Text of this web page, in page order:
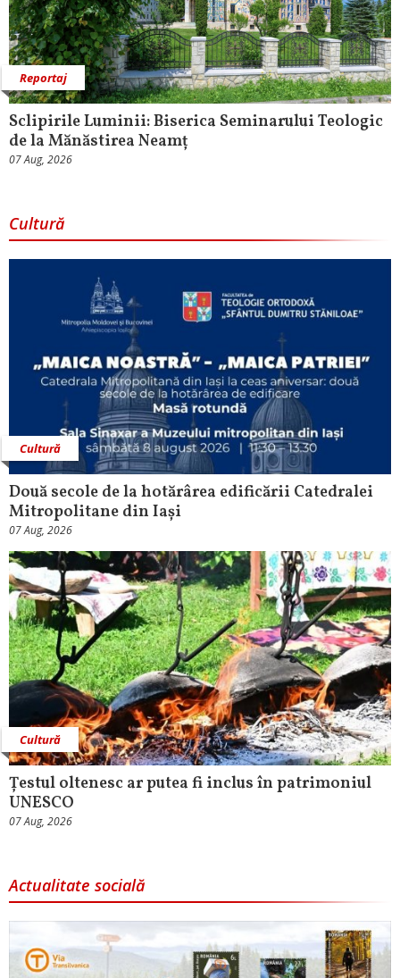
Reportaj
Sclipirile Luminii: Biserica Seminarului Teologic
de la Mănăstirea Neamț
07 Aug, 2026
Cultură
Cultură
Două secole de la hotărârea edificării Catedralei
Mitropolitane din Iași
07 Aug, 2026
Cultură
Țestul oltenesc ar putea fi inclus în patrimoniul
UNESCO
07 Aug, 2026
Actualitate socială